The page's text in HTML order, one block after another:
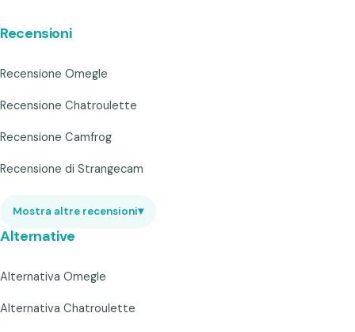
Recensioni
Recensione Omegle
Recensione Chatroulette
Recensione Camfrog
Recensione di Strangecam
Mostra altre recensioni▾
Alternative
Alternativa Omegle
Alternativa Chatroulette